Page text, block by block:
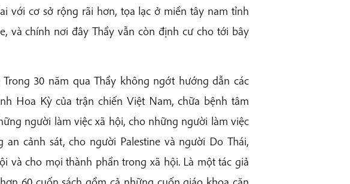
với cơ sở rộng rãi hơn, tọa lạc ở miền tây nam tỉnh
và chính nơi đây Thầy vẫn còn định cư cho tới bây
30 năm qua Thầy không ngớt hướng dẫn các
Hoa Kỳ của trận chiến Việt Nam, chữa bệnh tâm
người làm việc xã hội, cho những người làm việc
cảnh sát, cho người Palestine và người Do Thái,
và cho mọi thành phần trong xã hội. Là một tác giả